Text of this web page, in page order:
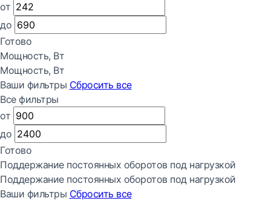
от
до
Готово
Мощность, Вт
Мощность, Вт
Ваши фильтры Сбросить все
Все фильтры
от
до
Готово
Поддержание постоянных оборотов под нагрузкой
Поддержание постоянных оборотов под нагрузкой
Ваши фильтры Сбросить все